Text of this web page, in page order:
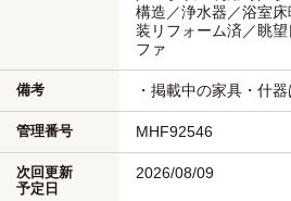
構造／浄水器／浴室
装リフォーム済／眺
ファ
備考 ・掲載中の家具・什
管理番号 MHF92546
次回更新
予定日
2026/08/09